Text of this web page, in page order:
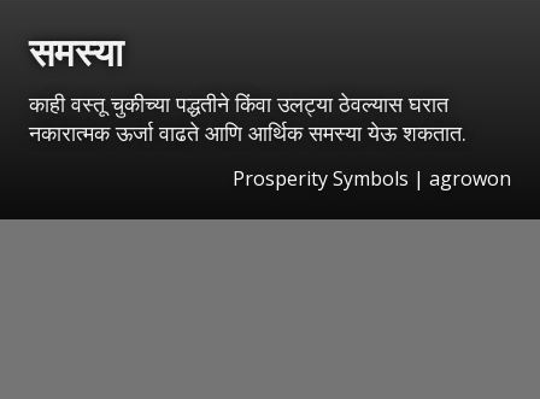
समस्या
काही वस्तू चुकीच्या पद्धतीने किंवा उलट्या ठेवल्यास घरात
नकारात्मक ऊर्जा वाढते आणि आर्थिक समस्या येऊ शकतात.
Prosperity Symbols | agrowon